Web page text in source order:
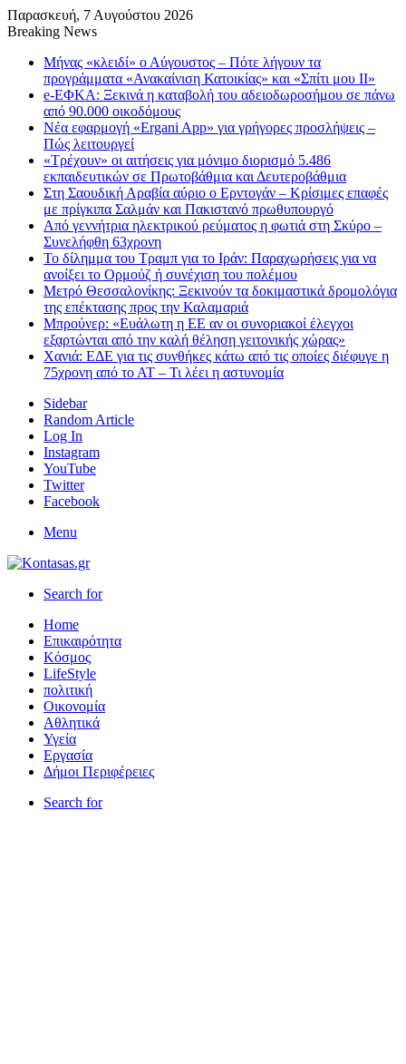
Παρασκευή, 7 Αυγούστου 2026
Breaking News
Μήνας «κλειδί» ο Αύγουστος – Πότε λήγουν τα
προγράμματα «Ανακαίνιση Κατοικίας» και «Σπίτι μου ΙΙ»
e-ΕΦΚΑ: Ξεκινά η καταβολή του αδειοδωροσήμου σε πάνω
από 90.000 οικοδόμους
Νέα εφαρμογή «Ergani App» για γρήγορες προσλήψεις –
Πώς λειτουργεί
«Τρέχουν» οι αιτήσεις για μόνιμο διορισμό 5.486
εκπαιδευτικών σε Πρωτοβάθμια και Δευτεροβάθμια
Στη Σαουδική Αραβία αύριο ο Ερντογάν – Κρίσιμες επαφές
με πρίγκιπα Σαλμάν και Πακιστανό πρωθυπουργό
Από γεννήτρια ηλεκτρικού ρεύματος η φωτιά στη Σκύρο –
Συνελήφθη 63χρονη
Το δίλημμα του Τραμπ για το Ιράν: Παραχωρήσεις για να
ανοίξει το Ορμούζ ή συνέχιση του πολέμου
Μετρό Θεσσαλονίκης: Ξεκινούν τα δοκιμαστικά δρομολόγια
της επέκτασης προς την Καλαμαριά
Μπρούνερ: «Ευάλωτη η ΕΕ αν οι συνοριακοί έλεγχοι
εξαρτώνται από την καλή θέληση γειτονικής χώρας»
Χανιά: ΕΔΕ για τις συνθήκες κάτω από τις οποίες διέφυγε η
75χρονη από το ΑΤ – Τι λέει η αστυνομία
Sidebar
Random Article
Log In
Instagram
YouTube
Twitter
Facebook
Menu
Search for
Home
Επικαιρότητα
Κόσμος
LifeStyle
πολιτική
Οικονομία
Αθλητικά
Υγεία
Εργασία
Δήμοι Περιφέρειες
Search for